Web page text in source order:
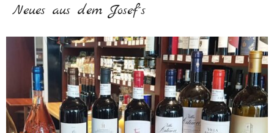
Neues aus dem Josef´s